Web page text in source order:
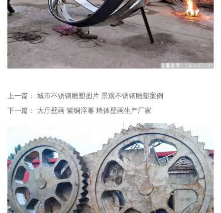
上一篇： 城市不锈钢雕塑图片 景观不锈钢雕塑案例
下一篇： 大厅壁画 紫铜浮雕 墙体壁画生产厂家